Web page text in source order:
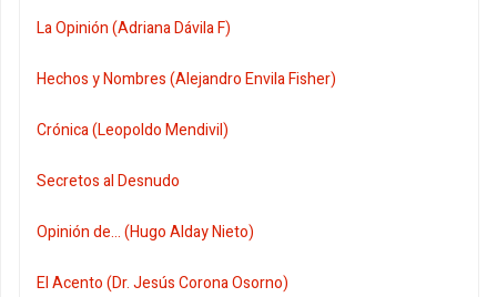
La Opinión (Adriana Dávila F)
Hechos y Nombres (Alejandro Envila Fisher)
Crónica (Leopoldo Mendivil)
Secretos al Desnudo
Opinión de... (Hugo Alday Nieto)
El Acento (Dr. Jesús Corona Osorno)